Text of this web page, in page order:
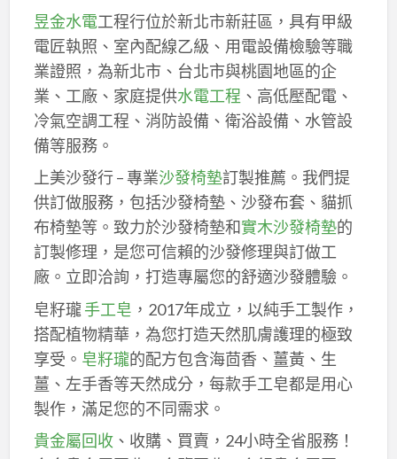
昱金水電工程行位於新北市新莊區，具有甲級
電匠執照、室內配線乙級、用電設備檢驗等職
業證照，為新北市、台北市與桃園地區的企
業、工廠、家庭提供水電工程 、高低壓配電、
冷氣空調工程、消防設備、衛浴設備、水管設
備等服務。
上美沙發行 – 專業沙發椅墊訂製推薦。我們提
供訂做服務，包括沙發椅墊、沙發布套、貓抓
布椅墊等。致力於沙發椅墊和實木沙發椅墊的
訂製修理，是您可信賴的沙發修理與訂做工
廠。立即洽詢，打造專屬您的舒適沙發體驗。
皂籽瓏手工皂 ，2017年成立，以純手工製作，
搭配植物精華，為您打造天然肌膚護理的極致
享受。 皂籽瓏的配方包含海茴香、薑黃、生
薑、左手香等天然成分，每款手工皂都是用心
製作，滿足您的不同需求。
貴金屬回收、收購、買賣，24小時全省服務！